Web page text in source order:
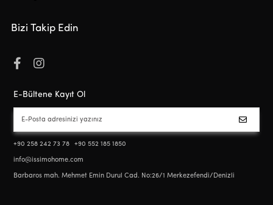
Bizi Takip Edin
E-Bültene Kayıt Ol
+90 258 242 73 78 +90 552 185 1850
info@issimohome.com
Barbaros mah. Mehmet Emin Durul Cad. No:26/1 Merkezefendi/Denizli